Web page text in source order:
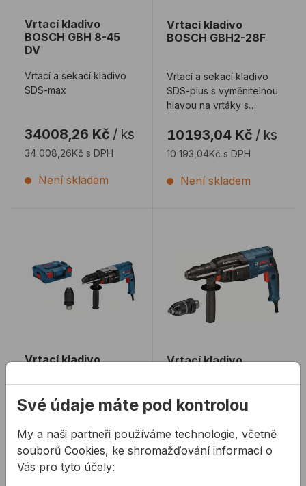
Vrtací kladivo
BOSCH GBH 8-45
DV
Vrtací a sekací kladivo
SDS-max
34008,26 Kč / ks
34 008,26Kč s DPH
Není skladem
Vrtací kladivo
BOSCH GBH2-28F
Vrtací a sekací kladivo
SDS-plus s vyměnitelnou
hlavou na vrtáky s
10193,04 Kč / ks
10 193,04Kč s DPH
Není skladem
Vrtací kladivo
L-Boxx
Vrtací a sekací kladivo s
příklepem.
10759,32 Kč /
Vrtací kladivo
Kombinované kladivo
Své údaje máte pod kontrolou
My a naši partneři používáme technologie, včetně
souborů Cookies, ke shromažďování informací o
Vás pro tyto účely: